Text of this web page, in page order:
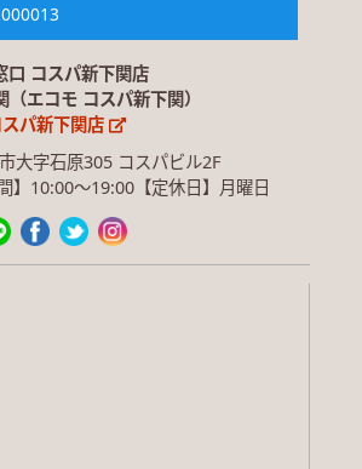
口 コスパ新下関店
エコモ コスパ新下関）
パ新下関店
大字石原305 コスパビル2F
】10:00〜19:00【定休日】月曜日